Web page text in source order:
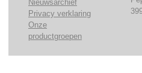
Nieuwsarchief
Privacy verklaring
Onze
productgroepen